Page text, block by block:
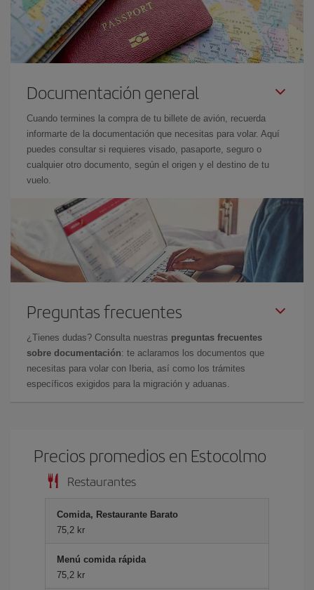
Documentación general
Cuando termines la compra de tu billete de avión, recuerda
informarte de la documentación que necesitas para volar. Aquí
puedes consultar si requieres visado, pasaporte, seguro o
cualquier otro documento, según el origen y el destino de tu
vuelo.
Preguntas frecuentes
¿Tienes dudas? Consulta nuestras preguntas frecuentes
sobre documentación: te aclaramos los documentos que
necesitas para volar con Iberia, así como los trámites
específicos exigidos para la migración y aduanas.
Precios promedios en Estocolmo
Restaurantes
Comida, Restaurante Barato
75,2 kr
Menú comida rápida
75,2 kr